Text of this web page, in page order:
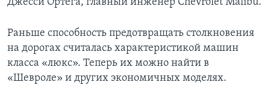
Раньше способность предотвращать столкновения
на дорогах считалась характеристикой машин
класса «люкс». Теперь их можно найти в
«Шевроле» и других экономичных моделях.